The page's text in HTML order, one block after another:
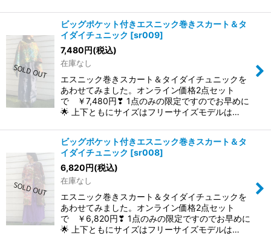
ビッグポケット付きエスニック巻きスカート＆タ
イダイチュニック [sr009]
7,480円(税込)
在庫なし
エスニック巻きスカート＆タイダイチュニックを
あわせてみました。オンライン価格2点セット
で ￥7,480円❣ 1点のみの限定ですのでお早めに
🌟 上下ともにサイズはフリーサイズモデルは…
ビッグポケット付きエスニック巻きスカート＆タ
イダイチュニック [sr008]
6,820円(税込)
在庫なし
エスニック巻きスカート＆タイダイチュニックを
あわせてみました。オンライン価格2点セット
で ￥6,820円❣ 1点のみの限定ですのでお早めに
🌟 上下ともにサイズはフリーサイズモデルは…